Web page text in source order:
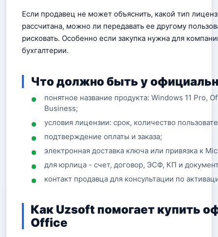
Если продавец не может объяснить, какой тип
рассчитана, можно ли передавать ее другому
рисковать. Особенно если закупка нужна для
бухгалтерии.
Что должно быть у
понятное название продукта: Windows 11 Pro,
Business;
условия лицензии: срок, количество
подтверждение оплаты и заказа;
электронная доставка ключа или привязка к
для юрлица - счет, договор, ЭСФ, КП и
контакт продавца для консультации по
Как Uzsoft помогает купить
Office